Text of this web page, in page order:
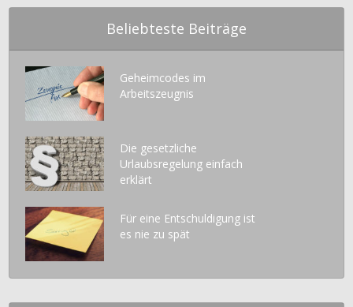
Beliebteste Beiträge
Geheimcodes im
Arbeitszeugnis
Die gesetzliche
Urlaubsregelung einfach
erklärt
Für eine Entschuldigung ist
es nie zu spät